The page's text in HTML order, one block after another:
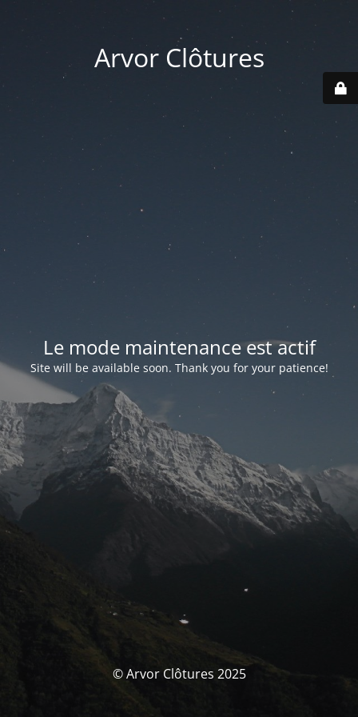
Arvor Clôtures
Le mode maintenance est actif
Site will be available soon. Thank you for your patience!
© Arvor Clôtures 2025